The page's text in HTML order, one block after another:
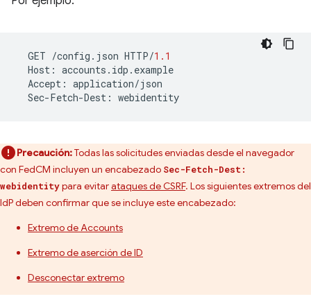
GET /config . json HTTP/1.1
Host : accounts . idp . example
Accept : application/json
Sec-Fetch-Dest : webidentity
Precaución:Todas las solicitudes enviadas desde el navegador
con FedCM incluyen un encabezado Sec-Fetch-Dest:
webidentitypara evitarataques de CSRF. Los siguientes extremos del
IdP deben confirmar que se incluye este encabezado:
Extremo de Accounts
Extremo de aserción de ID
Desconectar extremo